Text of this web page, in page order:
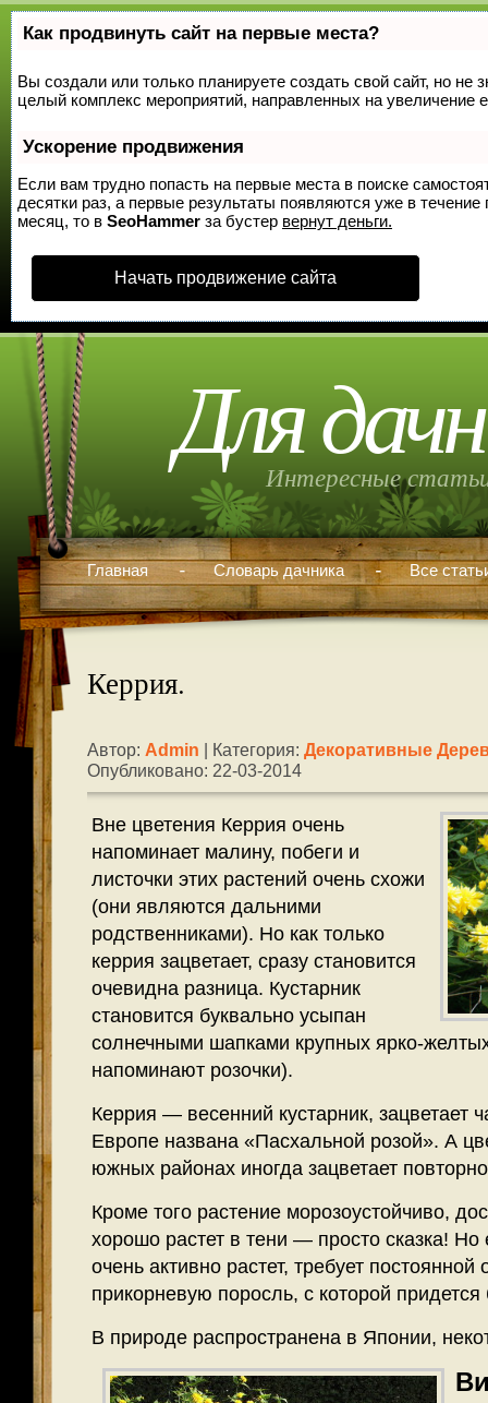
Как продвинуть сайт на первые места?
Вы создали или только планируете создать свой сайт, но не
целый комплекс мероприятий, направленных на увеличение
Ускорение продвижения
Если вам трудно попасть на первые места в поиске
десятки раз, а первые результаты появляются уже в
месяц, то в SeoHammer за бустер вернут деньги.
Начать продвижение сайта
Для
Интересные
Главная Словарь дачника Все
Керрия.
Автор: Admin | Категория: Декоративные
Опубликовано: 22-03-2014
Вне цветения Керрия очень
напоминает малину, побеги и
листочки этих растений очень схожи
(они являются дальними
родственниками). Но как только
керрия зацветает, сразу становится
очевидна разница. Кустарник
становится буквально усыпан
солнечными шапками крупных ярко-
напоминают розочки).
Керрия — весенний кустарник, зацветает
Европе названа «Пасхальной розой». А
южных районах иногда зацветает
Кроме того растение морозоустойчиво,
хорошо растет в тени — просто сказка!
очень активно растет, требует постоянной
прикорневую поросль, с которой придется
В природе распространена в Японии,